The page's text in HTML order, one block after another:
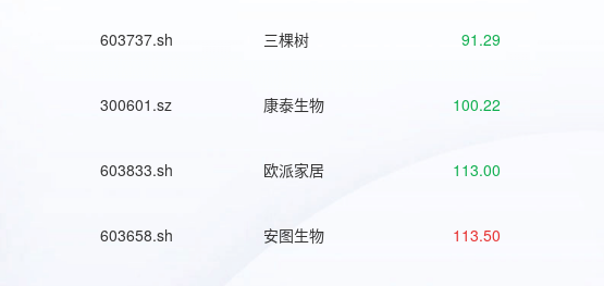
603737.sh 三棵树 91.29
300601.sz 康泰生物 100.22
603833.sh 欧派家居 113.00
603658.sh 安图生物 113.50